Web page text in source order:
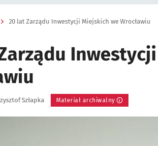
20 lat Zarządu Inwestycji Miejskich we Wrocławiu
Szłapka Materiał archiwalny